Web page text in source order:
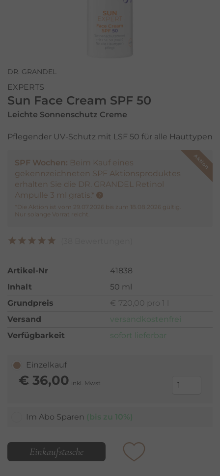
DR. GRANDEL
EXPERTS
Sun Face Cream SPF 50
Leichte Sonnenschutz Creme
Pflegender UV-Schutz mit LSF 50 für alle Hauttypen
SPF Wochen: Beim Kauf eines
gekennzeichneten SPF Aktionsproduktes
erhalten Sie die DR. GRANDEL Retinol
Ampulle 3 ml gratis.*
*Die Aktion ist vom 29.07.2026 bis zum 18.08.2026 gültig.
Nur solange Vorrat reicht.
Artikel-Nr
41838
Inhalt
50 ml
Grundpreis
€ 720,00 pro 1 l
Versand
versandkostenfrei
Verfügbarkeit
sofort lieferbar
Einzelkauf
€ 36,00 inkl. Mwst
Im Abo Sparen (bis zu 10%)
Einkaufstasche